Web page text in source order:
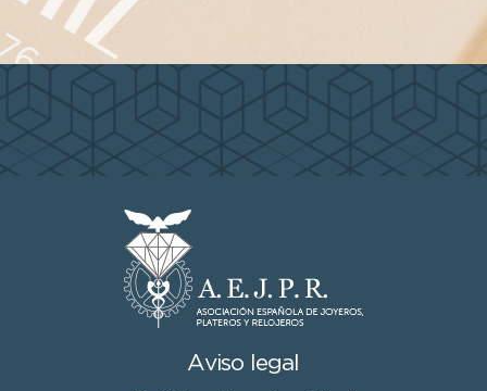
Aviso legal